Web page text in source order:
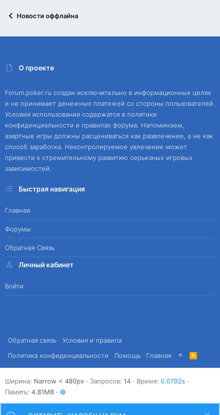
Новости оффлайна
О проекте
Forum.poker.ru создан исключительно в информационных целях
и не принимает денежных платежей со стороны пользователей.
Условия использования содержатся в политике
конфиденциальности и правилах форума. Напоминаем,
азартные игры должны расцениваться как развлечение, а не как
способ заработка. Неконтролируемое увлечение может
привести к стремительному развитию серьезных игровых
зависимостей.
Быстрая навигация
Главная
Форумы
Обратная Связь
Личный кабинет
Войти
Обратная связь
Условия и правила
Политика конфиденциальности
Помощь Главная
R
S
S
Ширина Запросов 14 Время 0.0792s
Память 4.81MB